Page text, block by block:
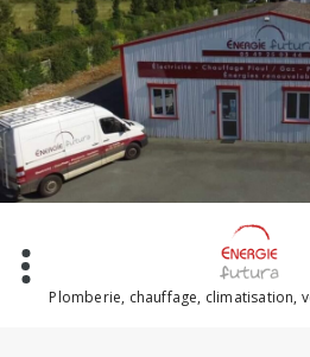
Skip
to
content
Plomberie, chauffage, climatisation,